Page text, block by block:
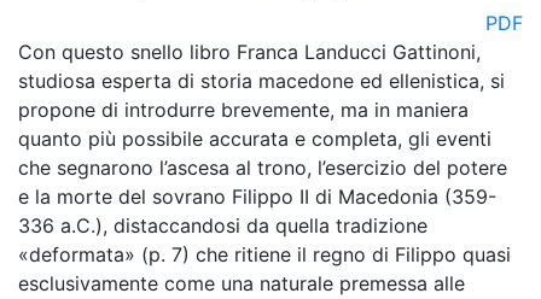
PDF
Con questo snello libro Franca Landucci Gattinoni,
studiosa esperta di storia macedone ed ellenistica, si
propone di introdurre brevemente, ma in maniera
quanto più possibile accurata e completa, gli eventi
che segnarono l’ascesa al trono, l’esercizio del potere
e la morte del sovrano Filippo II di Macedonia (359-
336 a.C.), distaccandosi da quella tradizione
«deformata» (p. 7) che ritiene il regno di Filippo quasi
esclusivamente come una naturale premessa alle